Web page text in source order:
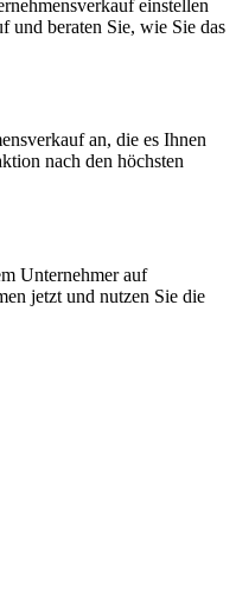
einstellen
und beraten Sie, wie Sie das
an, die es Ihnen
nach den höchsten
Unternehmer auf
jetzt und nutzen Sie die